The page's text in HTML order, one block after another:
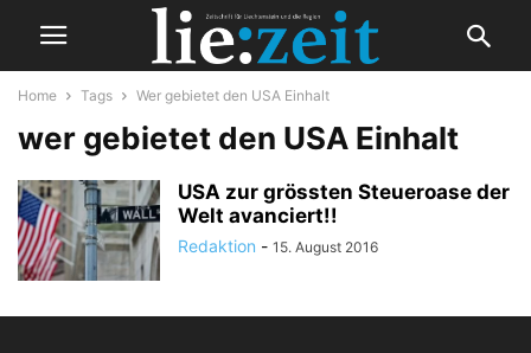
Home Tags Wer gebietet den USA Einhalt
wer gebietet den USA Einhalt
USA zur grössten Steueroase der
Welt avanciert!!
Redaktion - 15. August 2016